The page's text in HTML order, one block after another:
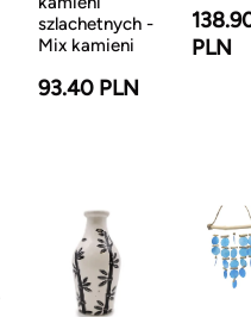
szlachetnych -
Mix kamieni
93.40 PLN
PLN